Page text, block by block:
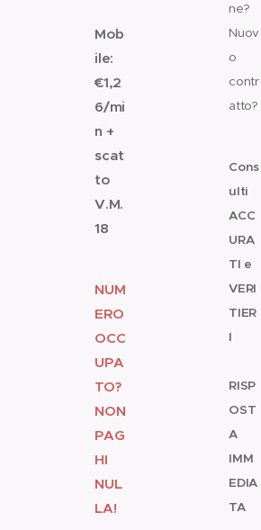
Mob
ile:
€1,2
6/mi
n +
scat
to
V.M.
18
NUM
ERO
OCC
UPA
TO?
NON
PAG
HI
NUL
LA!
ne?
Nuov
o
contr
atto?
Cons
ulti
ACC
URA
TI e
VERI
TIER
I
RISP
OST
A
IMM
EDIA
TA